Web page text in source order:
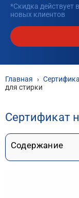
*Скидка действует
новых клиентов
Главная ›
для стирки
Сертификат
Содержание